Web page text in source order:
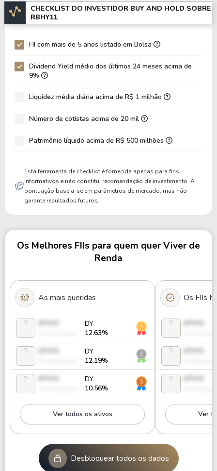
VRTA11 14.51% 0.85
BCRI11 16.37%
CHECKLIST DO INVESTIDOR BUY AND HOLD SOBRE
RBHY11
FII com mais de 5 anos listado em Bolsa
Dividend Yield médio dos últimos 24 meses acima de
9%
Liquidez média diária acima de R$ 1 milhão
Número de cotistas acima de 20 mil
Patrimônio líquido acima de R$ 500 milhões
Esta ferramenta de checklist é fornecida apenas para fins
informativos e não constitui recomendação de investimento. A
pontuação baseia-se em parâmetros de mercado, mas não
garante resultados futuros.
Os Melhores FIIs para quem quer Viver de
Renda
As mais queridas
DY
12.63%
DY
12.19%
DY
10.56%
Ver todos os ativos
Os FIIs
Ver
Desbloquear todos os dados